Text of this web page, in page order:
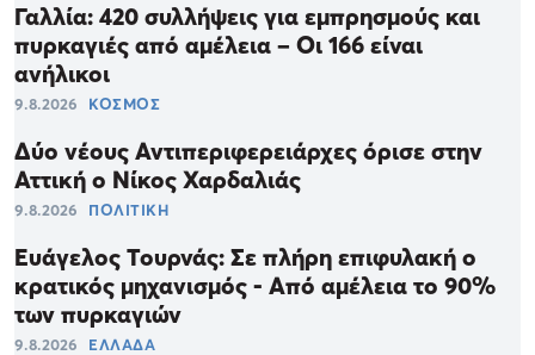
Γαλλία: 420 συλλήψεις για εμπρησμούς και
πυρκαγιές από αμέλεια – Οι 166 είναι
ανήλικοι
9.8.2026 ΚΟΣΜΟΣ
Δύο νέους Αντιπεριφερειάρχες όρισε στην
Αττική ο Νίκος Χαρδαλιάς
9.8.2026 ΠΟΛΙΤΙΚΗ
Ευάγελος Τουρνάς: Σε πλήρη επιφυλακή ο
κρατικός μηχανισμός - Από αμέλεια το 90%
των πυρκαγιών
9.8.2026 ΕΛΛΑΔΑ